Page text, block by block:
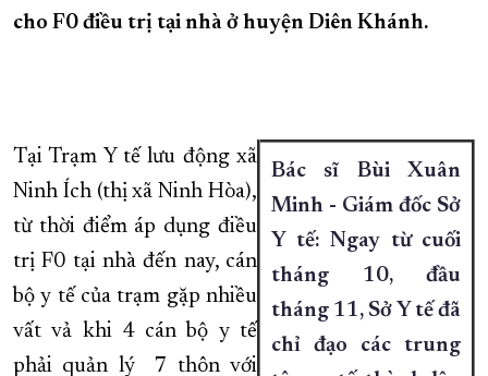
cho F0 điều trị tại nhà ở huyện Diên Khánh.
Bác sĩ Bùi Xuân
Minh - Giám đốc Sở
Y tế: Ngay từ cuối
tháng 10, đầu
tháng 11, Sở Y tế đã
chỉ đạo các trung
Tại Trạm Y tế lưu động xã
Ninh Ích (thị xã Ninh Hòa),
từ thời điểm áp dụng điều
trị F0 tại nhà đến nay, cán
bộ y tế của trạm gặp nhiều
vất vả khi 4 cán bộ y tế
phải quản lý 7 thôn với